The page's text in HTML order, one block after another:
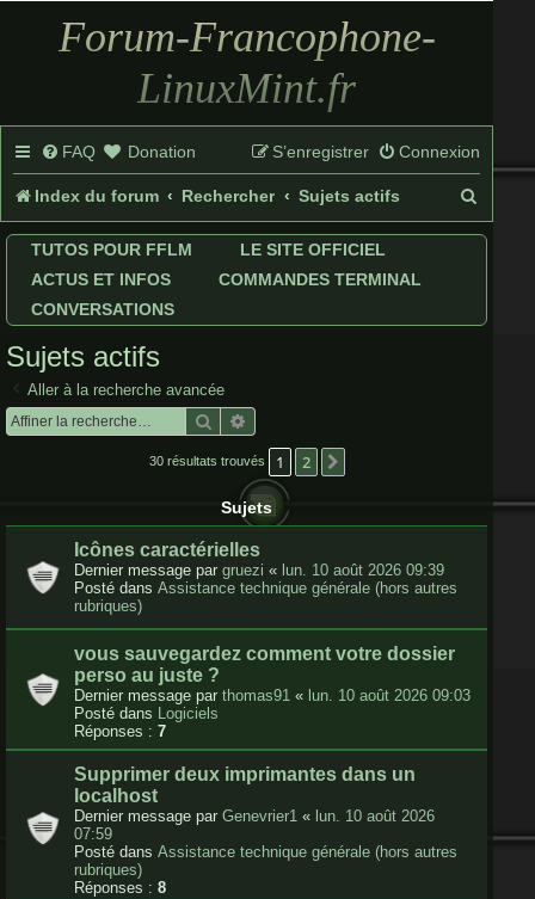
Forum-Francophone-
LinuxMint.fr
FAQ Donation Connexion
S’enregistrer
Index du forum Rechercher Sujets actifs
e
r
TUTOS POUR FFLM
LE SITE OFFICIEL
ACTUS ET INFOS
COMMANDES TERMINAL
CONVERSATIONS
Sujets actifs
Aller à la recherche avancée
Rechercher
30 résultats trouvés 1 2
Sujets
Icônes caractérielles
Dernier message par gruezi « lun. 10 août 2026 09:39
Posté dans Assistance technique générale (hors autres
rubriques)
vous sauvegardez comment votre dossier
perso au juste ?
Dernier message par thomas91 « lun. 10 août 2026 09:03
Posté dans Logiciels
Réponses : 7
Supprimer deux imprimantes dans un
localhost
Dernier message par Genevrier1 « lun. 10 août 2026
07:59
Posté dans Assistance technique générale (hors autres
rubriques)
Réponses : 8